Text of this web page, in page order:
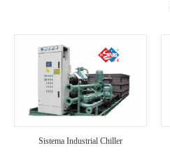
Sistema Industrial Chiller